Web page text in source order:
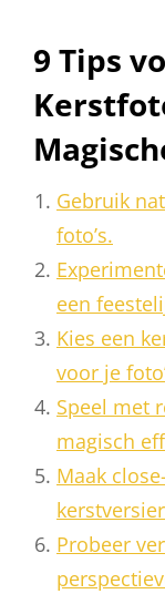
9 Tips
Gebruik
foto’s.
een
Kies een
voor je
Speel met
magisch
Maak
Probeer